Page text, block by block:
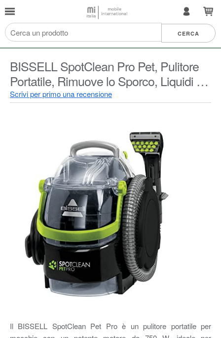
BISSELL SpotClean Pro Pet, Pulitore
Portatile, Rimuove lo Sporco, Liquidi e
le Macchie, Pulisce Moquette,
Scrivi per primo una recensione
Il BISSELL SpotClean Pet Pro è un pulitore portatile per